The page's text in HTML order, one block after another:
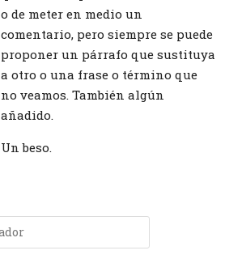
o de meter en medio un
comentario, pero siempre se puede
proponer un párrafo que sustituya
a otro o una frase o término que
no veamos. También algún
añadido.
Un beso.